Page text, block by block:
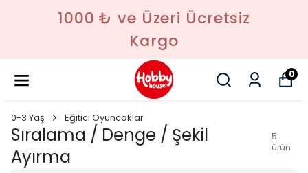
1000 ₺ ve Üzeri Ücretsiz
Kargo
0
0-3 Yaş Eğitici Oyuncaklar
Sıralama / Denge / Şekil
Ayırma
5
ürün